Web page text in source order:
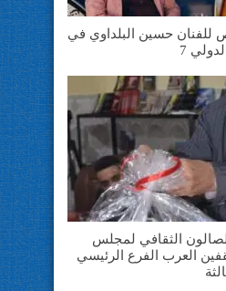
للفنان حسين البلداوي في
7
الثقافي لمجلس
العرب الفرع الرئيسي